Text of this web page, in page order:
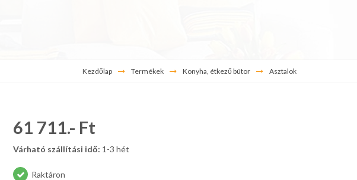
Kezdőlap Termékek Konyha, étkező bútor Asztalok
61 711.- Ft
Várható szállítási idő: 1-3 hét
Raktáron